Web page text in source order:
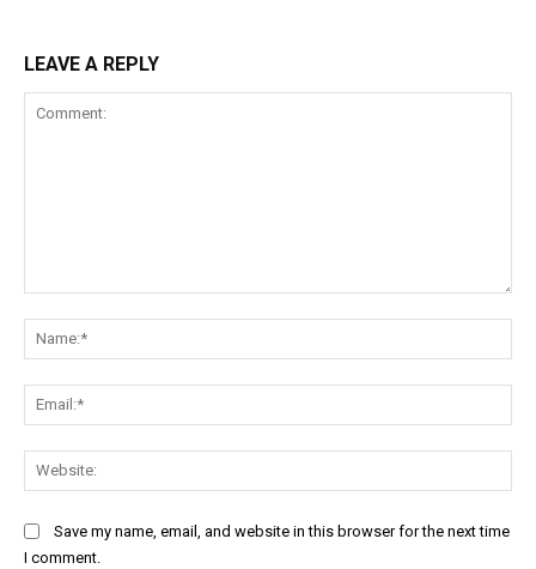
LEAVE A REPLY
Save my name, email, and website in this browser for the next time
I comment.